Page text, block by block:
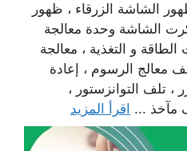
الشاشة الزرقاء ، ظهور
الشاشة وحدة معالجة
و التغذية ، معالجة
معالج الرسوم ، إعادة
، تلف التوانزستور ،
مآخذ ... اقرأ المزيد